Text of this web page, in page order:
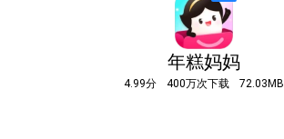
年糕妈妈
4.99分 400万次下载 72.03MB